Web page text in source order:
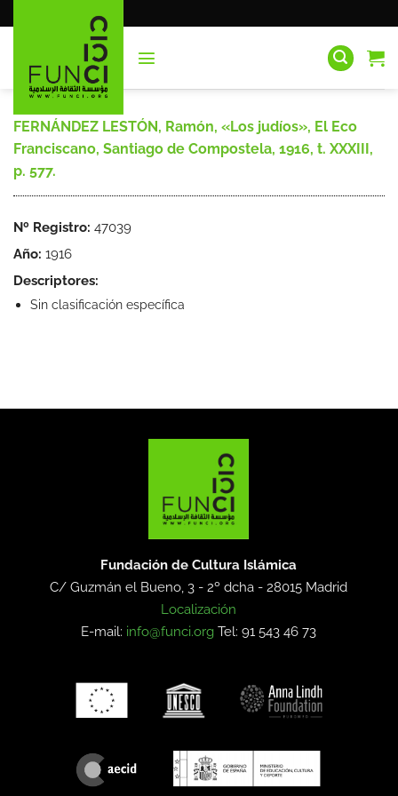
al
FERNÁNDEZ LESTÓN, Ramón, «Los judíos», El Eco
Franciscano, Santiago de Compostela, 1916, t. XXXIII,
p. 577.
Nº Registro: 47039
Año: 1916
Descriptores:
Sin clasificación específica
Fundación de Cultura Islámica
C/ Guzmán el Bueno, 3 - 2º dcha -28015 Madrid
Localización
E-mail: info@funci.org Tel: 91 543 46 73